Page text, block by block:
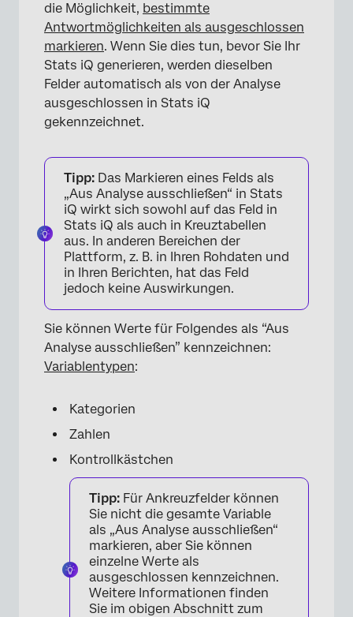
die Möglichkeit, bestimmte
Antwortmöglichkeiten als ausgeschlossen
markieren. Wenn Sie dies tun, bevor Sie Ihr
Stats iQ generieren, werden dieselben
Felder automatisch als von der Analyse
ausgeschlossen in Stats iQ
gekennzeichnet.
Tipp: Das Markieren eines Felds als
„Aus Analyse ausschließen“ in Stats
iQ wirkt sich sowohl auf das Feld in
Stats iQ als auch in Kreuztabellen
aus. In anderen Bereichen der
Plattform, z. B. in Ihren Rohdaten und
in Ihren Berichten, hat das Feld
jedoch keine Auswirkungen.
Sie können Werte für Folgendes als “Aus
Analyse ausschließen” kennzeichnen:
Variablentypen:
Kategorien
Zahlen
Kontrollkästchen
Tipp: Für Ankreuzfelder können
Sie nicht die gesamte Variable
als „Aus Analyse ausschließen“
markieren, aber Sie können
einzelne Werte als
ausgeschlossen kennzeichnen.
Weitere Informationen finden
Sie im obigen Abschnitt zum